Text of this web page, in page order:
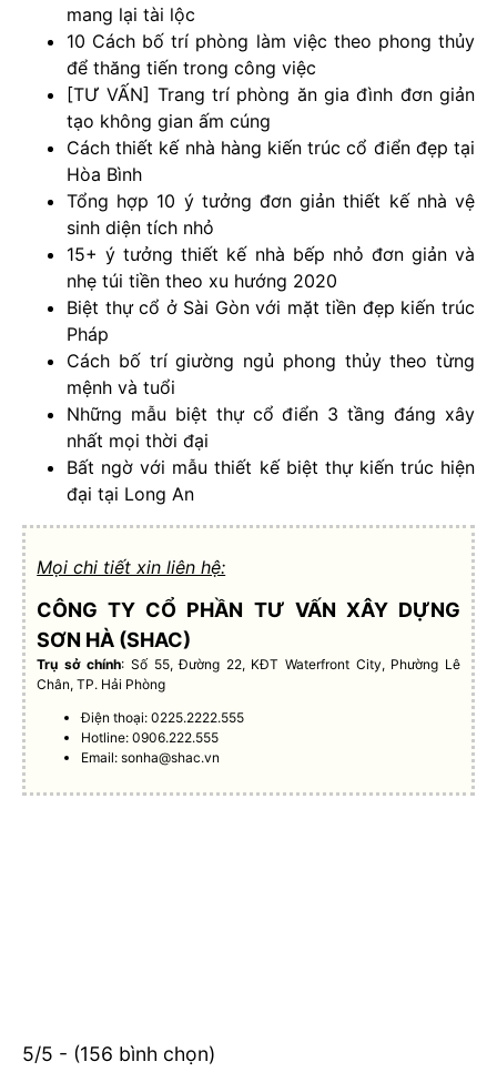
mang lại tài lộc
10 Cách bố trí phòng làm việc theo phong thủy
để thăng tiến trong công việc
[TƯ VẤN] Trang trí phòng ăn gia đình đơn giản
tạo không gian ấm cúng
Cách thiết kế nhà hàng kiến trúc cổ điển đẹp tại
Hòa Bình
Tổng hợp 10 ý tưởng đơn giản thiết kế nhà vệ
sinh diện tích nhỏ
15+ ý tưởng thiết kế nhà bếp nhỏ đơn giản và
nhẹ túi tiền theo xu hướng 2020
Biệt thự cổ ở Sài Gòn với mặt tiền đẹp kiến trúc
Pháp
Cách bố trí giường ngủ phong thủy theo từng
mệnh và tuổi
Những mẫu biệt thự cổ điển 3 tầng đáng xây
nhất mọi thời đại
Bất ngờ với mẫu thiết kế biệt thự kiến trúc hiện
đại tại Long An
Mọi chi tiết xin liên hệ:
CÔNG TY CỔ PHẦN TƯ VẤN XÂY DỰNG
SƠN HÀ (SHAC)
Trụ sở chính: Số 55, Đường 22, KĐT Waterfront City, Phường Lê
Chân, TP. Hải Phòng
Điện thoại: 0225.2222.555
Hotline: 0906.222.555
Email:sonha@shac.vn
5/5 - (156 bình chọn)